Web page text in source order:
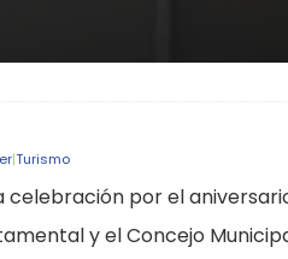
|Turismo
celebración por el
y el Concejo